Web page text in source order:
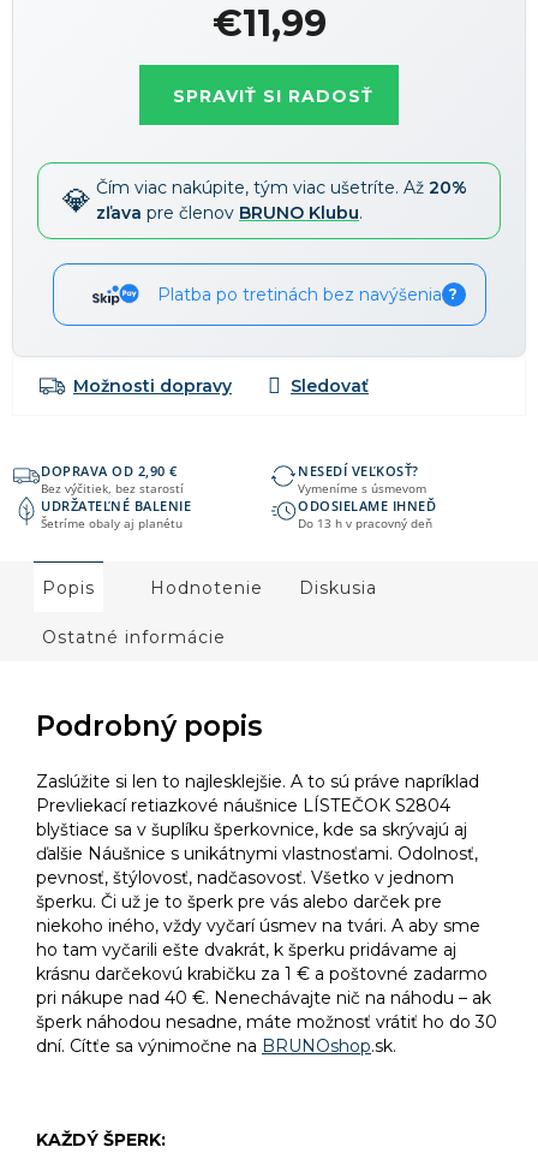
€11,99
SPRAVIŤ SI RADOSŤ
Čím viac nakúpite, tým viac ušetríte. Až 20%
zľava pre členov BRUNO Klubu.
Platba po tretinách bez navýšenia ?
Možnosti dopravy
DOPRAVA OD 2,90 €
Bez výčitiek, bez starostí
NESEDÍ VEĽKOSŤ?
Vymeníme s úsmevom
UDRŽATEĽNÉ BALENIE
Šetríme obaly aj planétu
ODOSIELAME IHNEĎ
Do 13 h v pracovný deň
Popis Hodnotenie Diskusia
Ostatné informácie
Podrobný popis
Zaslúžite si len to najlesklejšie. A to sú práve napríklad
Prevliekací retiazkové náušnice LÍSTEČOK S2804
blyštiace sa v šuplíku šperkovnice, kde sa skrývajú aj
ďalšie Náušnice s unikátnymi vlastnosťami. Odolnosť,
pevnosť, štýlovosť, nadčasovosť. Všetko v jednom
šperku. Či už je to šperk pre vás alebo darček pre
niekoho iného, vždy vyčarí úsmev na tvári. A aby sme
ho tam vyčarili ešte dvakrát, k šperku pridávame aj
krásnu darčekovú krabičku za 1 € a poštovné zadarmo
pri nákupe nad 40 €. Nenechávajte nič na náhodu – ak
šperk náhodou nesadne, máte možnosť vrátiť ho do 30
dní. Cítťe sa výnimočne na BRUNOshop.sk.
KAŽDÝ ŠPERK: